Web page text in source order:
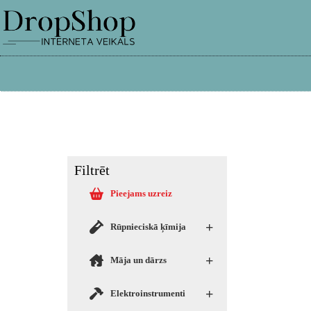
Filtrēt
Pieejams uzreiz
+
Rūpnieciskā ķīmija
+
Māja un dārzs
+
Elektroinstrumenti